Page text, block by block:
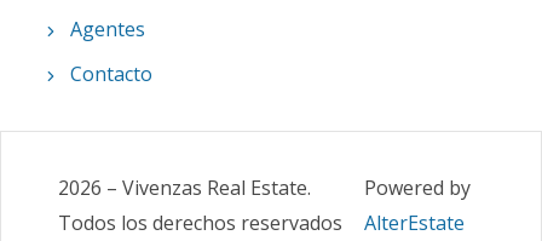
Agentes
Contacto
2026 – Vivenzas Real Estate.
Todos los derechos reservados
Powered by
AlterEstate